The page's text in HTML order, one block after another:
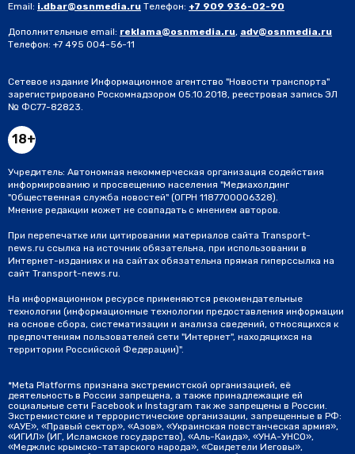
Email: i.dbar@osnmedia.ru Телефон: +7 909 936-02-90
Дополнительные email: reklama@osnmedia.ru, adv@osnmedia.ru
Телефон: +7 495 004-56-11
Сетевое издание Информационное агентство "Новости транспорта"
зарегистрировано Роскомнадзором 05.10.2018, реестровая запись ЭЛ
№ ФС77-82823.
18+
Учредитель: Автономная некоммерческая организация содействия
информированию и просвещению населения "Медиахолдинг
"Общественная служба новостей" (ОГРН 1187700006328).
Мнение редакции может не совпадать с мнением авторов.
При перепечатке или цитировании материалов сайта Transport-
news.ru ссылка на источник обязательна, при использовании в
Интернет-изданиях и на сайтах обязательна прямая гиперссылка на
сайт Transport-news.ru.
На информационном ресурсе применяются рекомендательные
технологии (информационные технологии предоставления информации
на основе сбора, систематизации и анализа сведений, относящихся к
предпочтениям пользователей сети "Интернет", находящихся на
территории Российской Федерации)".
*Meta Platforms признана экстремистской организацией, её
деятельность в России запрещена, а также принадлежащие ей
социальные сети Facebook и Instagram так же запрещены в России.
Экстремистские и террористические организации, запрещенные в РФ:
«АУЕ», «Правый сектор», «Азов», «Украинская повстанческая армия»,
«ИГИЛ» (ИГ, Исламское государство), «Аль-Каида», «УНА-УНСО»,
«Меджлис крымско-татарского народа», «Свидетели Иеговы»,